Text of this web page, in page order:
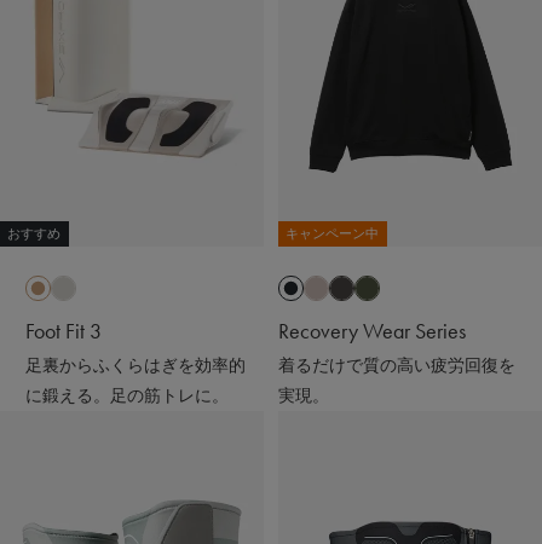
おすすめ
Foot Fit 3
足裏からふくらはぎを効率的
に鍛える。足の筋トレに。
キャンペーン中
Recovery Wear Series
着るだけで質の高い疲労回復を
実現。